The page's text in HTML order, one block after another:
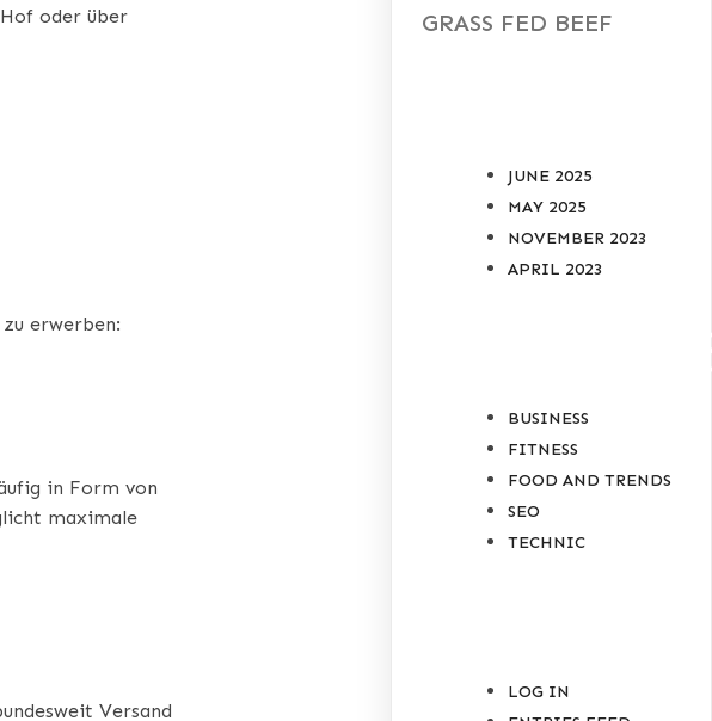
oder über
erwerben:
in Form von
maximale
Versand
GRASS FED BEEF
JUNE 2025
MAY 2025
NOVEMBER 2023
APRIL 2023
BUSINESS
FITNESS
FOOD AND TRENDS
SEO
TECHNIC
LOG IN